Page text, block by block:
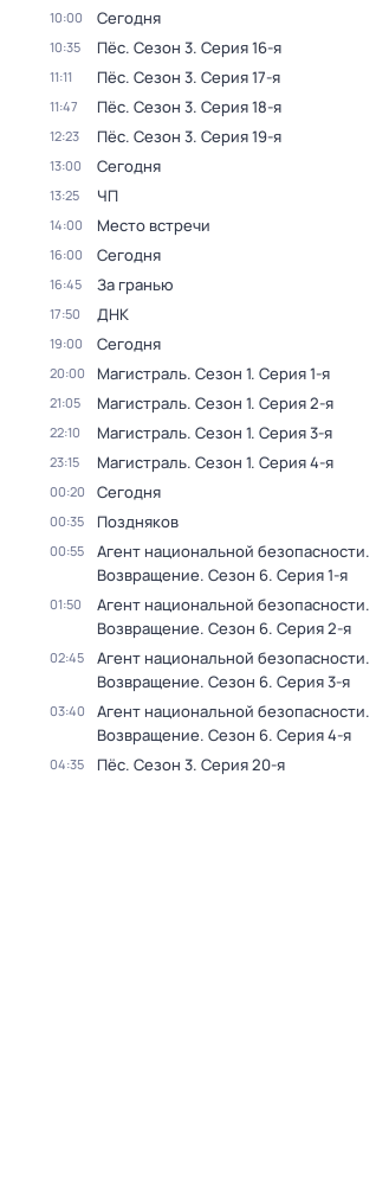
10:00 Сегодня
10:35 Пёс. Сезон 3. Серия 16-я
11:11 Пёс. Сезон 3. Серия 17-я
11:47 Пёс. Сезон 3. Серия 18-я
12:23 Пёс. Сезон 3. Серия 19-я
13:00 Сегодня
13:25 ЧП
14:00 Место встречи
16:00 Сегодня
16:45 За гранью
17:50 ДНК
19:00 Сегодня
20:00 Магистраль. Сезон 1. Серия 1-я
21:05 Магистраль. Сезон 1. Серия 2-я
22:10 Магистраль. Сезон 1. Серия 3-я
23:15 Магистраль. Сезон 1. Серия 4-я
00:20 Сегодня
00:35 Поздняков
00:55
Агент национальной безопасности.
Возвращение. Сезон 6. Серия 1-я
01:50
Агент национальной безопасности.
Возвращение. Сезон 6. Серия 2-я
02:45
Агент национальной безопасности.
Возвращение. Сезон 6. Серия 3-я
03:40
Агент национальной безопасности.
Возвращение. Сезон 6. Серия 4-я
04:35 Пёс. Сезон 3. Серия 20-я